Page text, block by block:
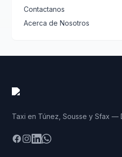
Contactanos
Acerca de Nosotros
Taxi en Túnez, Sousse y Sfax —
Facebook
Instagram
LinkedIn
WhatsApp